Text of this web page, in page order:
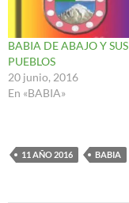
BABIA DE ABAJO Y SUS
PUEBLOS
20 junio, 2016
En «BABIA»
11 AÑO 2016 BABIA